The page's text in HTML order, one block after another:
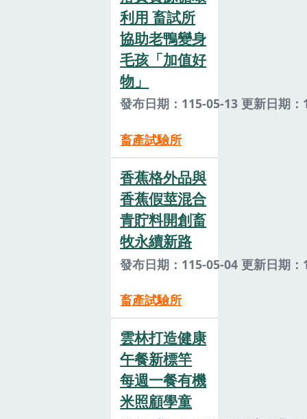
利用 畜試所
協助老鴨變身
毛孩「加值好
物」
發布日期：115-05-13 更新日期
畜產試驗所
香蕉格外品與
香蕉假莖混合
青貯料開創畜
牧永續新路
發布日期：115-05-04 更新日期
畜產試驗所
雲林打造健康
午餐新標竿
每週一餐有機
米照顧學童